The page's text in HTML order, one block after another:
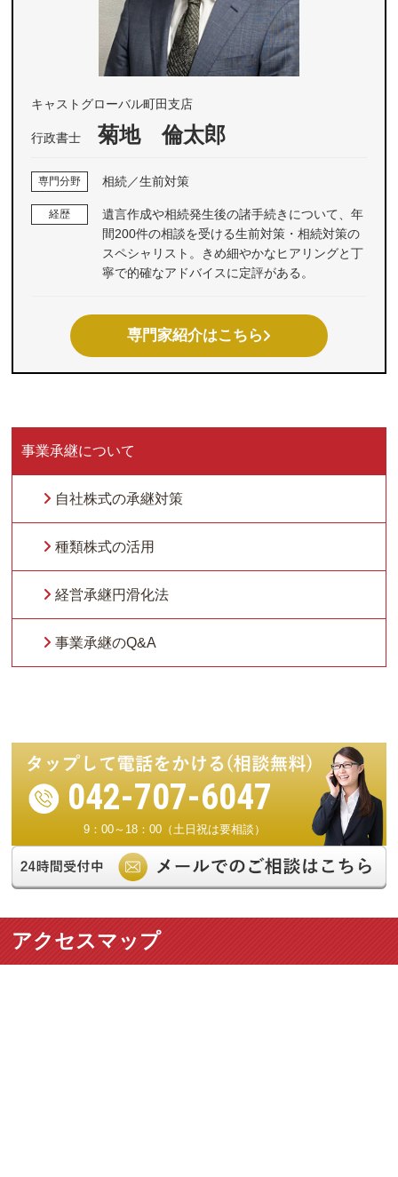
キャストグローバル町田支店
行政書士 菊地 倫太郎
専門分野 相続／生前対策
経歴
遺言作成や相続発生後の諸手続きについて、年
間200件の相談を受ける生前対策・相続対策の
スペシャリスト。きめ細やかなヒアリングと丁
寧で的確なアドバイスに定評がある。
専門家紹介はこちら
事業承継について
自社株式の承継対策
種類株式の活用
経営承継円滑化法
事業承継のQ&A
042-707-6047
9：00～18：00（土日祝は要相談）
アクセスマップ